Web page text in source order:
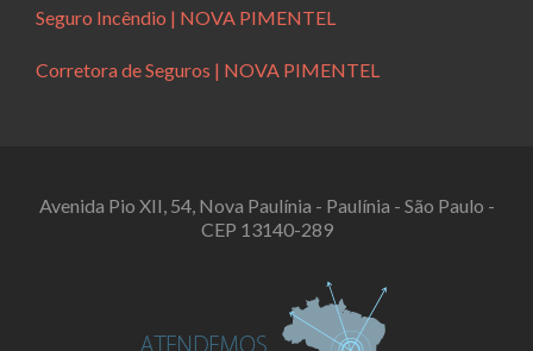
Seguro Incêndio | NOVA PIMENTEL
Corretora de Seguros | NOVA PIMENTEL
Avenida Pio XII, 54, Nova Paulínia - Paulínia - São Paulo -
CEP 13140-289